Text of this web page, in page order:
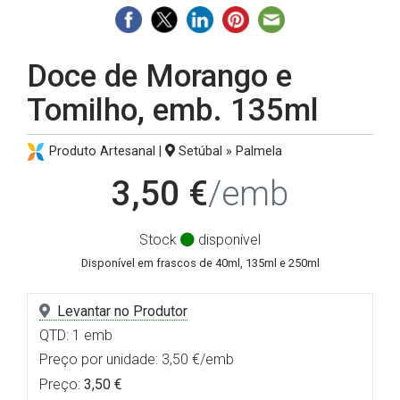
Doce de Morango e
Tomilho, emb. 135ml
Produto Artesanal | Setúbal » Palmela
3,50 €/emb
Stock disponível
Disponível em frascos de 40ml, 135ml e 250ml
Levantar no Produtor
QTD: 1 emb
Preço por unidade: 3,50 €/emb
Preço: 3,50 €